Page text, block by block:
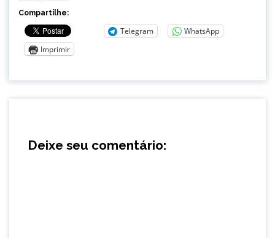
Compartilhe:
Telegram
WhatsApp
Imprimir
Deixe seu comentário: